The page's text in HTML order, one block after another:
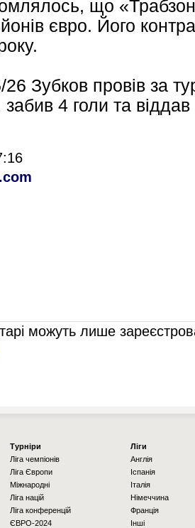
що
євро. Його
26 Зубков провів за
забив 4 голи та
можуть лише
Турніри
Ліга чемпіонів
Ліга Європи
Міжнародні
Ліга націй
Ліга конференцій
ЄВРО-2024
Ліги
Англія
Іспанія
Італія
Німеччина
Франція
Інші